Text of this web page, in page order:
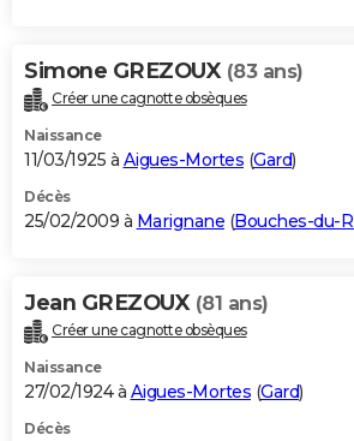
Simone GREZOUX (83 ans)
Créer une cagnotte obsèques
Naissance
11/03/1925 à Aigues-Mortes (Gard)
Décès
25/02/2009 à Marignane (Bouches-du-
Jean GREZOUX (81 ans)
Créer une cagnotte obsèques
Naissance
27/02/1924 à Aigues-Mortes (Gard)
Décès